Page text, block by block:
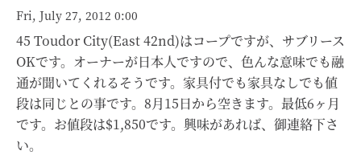
Fri, July 27, 2012 0:00
45 Toudor City(East 42nd)はコープですが、サブリース
OKです。オーナーが日本人ですので、色んな意味でも融
通が聞いてくれるそうです。家具付でも家具なしでも値
段は同じとの事です。8月15日から空きます。最低6ヶ月
です。お値段は$1,850です。興味があれば、御連絡下さ
い。